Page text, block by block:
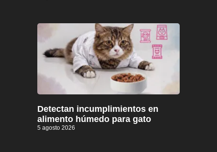
Detectan incumplimientos en
alimento húmedo para gato
5 agosto 2026